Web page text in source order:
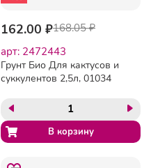
162.00 ₽168.05 ₽
арт: 2472443
Грунт Био Для кактусов и
суккулентов 2,5л, 01034